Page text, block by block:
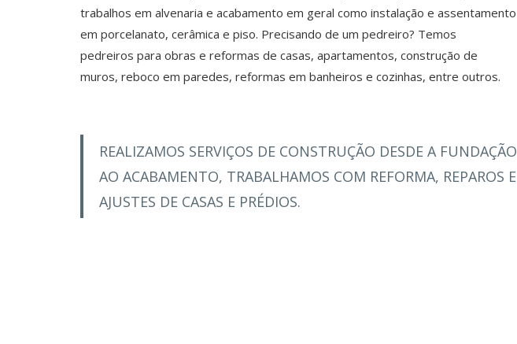
trabalhos em alvenaria e acabamento em geral como instalação e assentamento
em porcelanato, cerâmica e piso. Precisando de um pedreiro? Temos
pedreiros para obras e reformas de casas, apartamentos, construção de
muros, reboco em paredes, reformas em banheiros e cozinhas, entre outros.
REALIZAMOS SERVIÇOS DE CONSTRUÇÃO DESDE A FUNDAÇÃO
AO ACABAMENTO, TRABALHAMOS COM REFORMA, REPAROS E
AJUSTES DE CASAS E PRÉDIOS.